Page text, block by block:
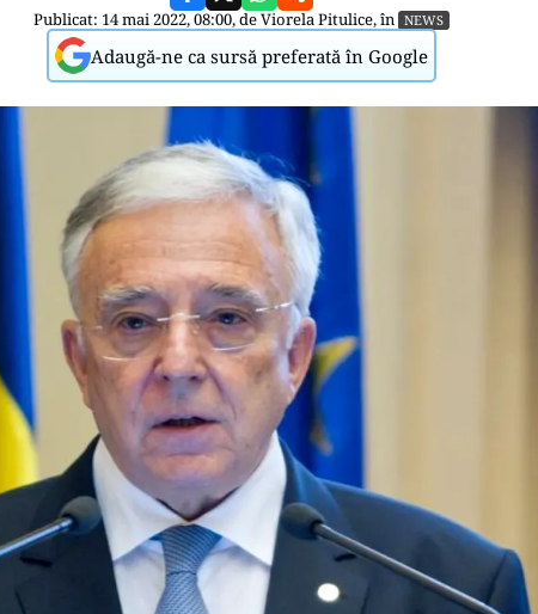
Publicat: 14 mai 2022, 08:00, deViorela Pitulice, în NEWS
Adaugă-ne ca sursă preferată în Google